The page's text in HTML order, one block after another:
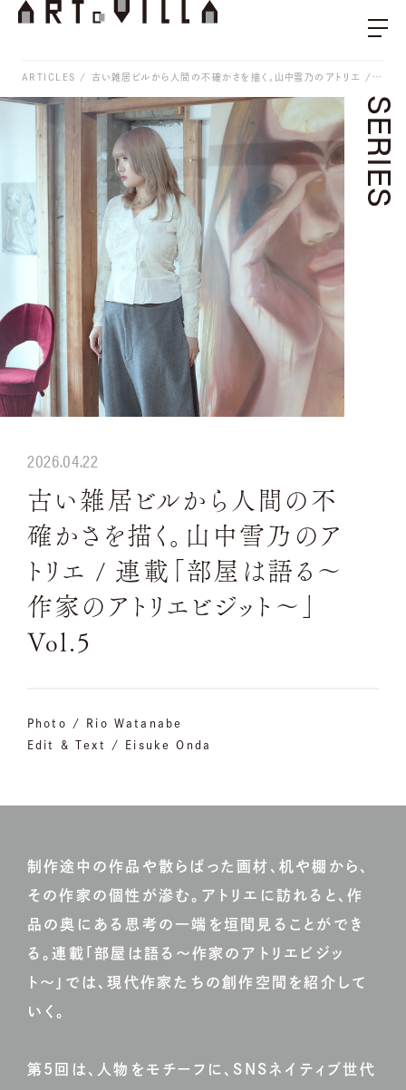
ARTICLES 古い雑居ビルから人間の不確かさを描く。山中雪乃のアトリエ / 連載「部屋は語る〜作家のアトリエビジット〜」Vol.5
SERIES
2026.04.22
古い雑居ビルから人間の不
確かさを描く。山中雪乃のア
トリエ / 連載「部屋は語る〜
作家のアトリエビジット〜」
Vol.5
Photo / Rio Watanabe
Edit & Text / Eisuke Onda
制作途中の作品や散らばった画材、机や棚から、
その作家の個性が滲む。アトリエに訪れると、作
品の奥にある思考の一端を垣間見ることができ
る。連載「部屋は語る〜作家のアトリエビジッ
ト〜」では、現代作家たちの創作空間を紹介して
いく。
第5回は、人物をモチーフに、SNSネイティブ世代